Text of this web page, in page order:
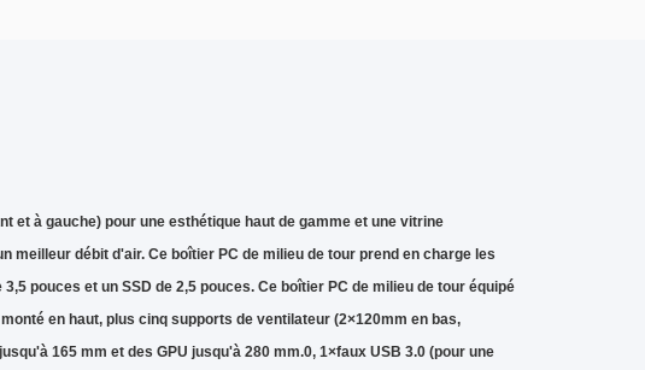
et à gauche) pour une esthétique haut de gamme et une vitrine
meilleur débit d'air. Ce boîtier PC de milieu de tour prend en charge les
pouces et un SSD de 2,5 pouces. Ce boîtier PC de milieu de tour équipé
en haut, plus cinq supports de ventilateur (2×120mm en bas,
165 mm et des GPU jusqu'à 280 mm.0, 1×faux USB 3.0 (pour une